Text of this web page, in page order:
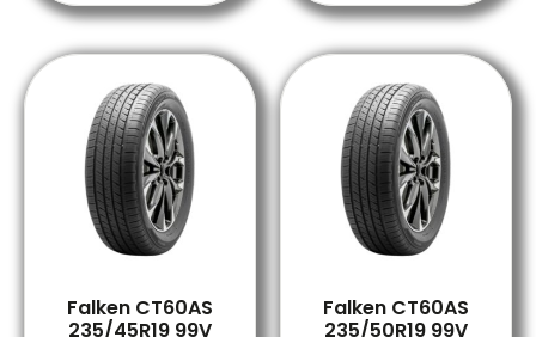
Falken CT60AS
235/45R19 99V
Falken CT60AS
235/50R19 99V